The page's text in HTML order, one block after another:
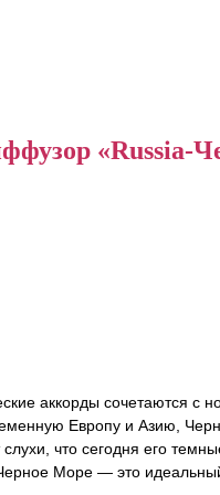
«Russia-
аккорды сочетаются с
Европу и Азию,
что сегодня его
Море — это